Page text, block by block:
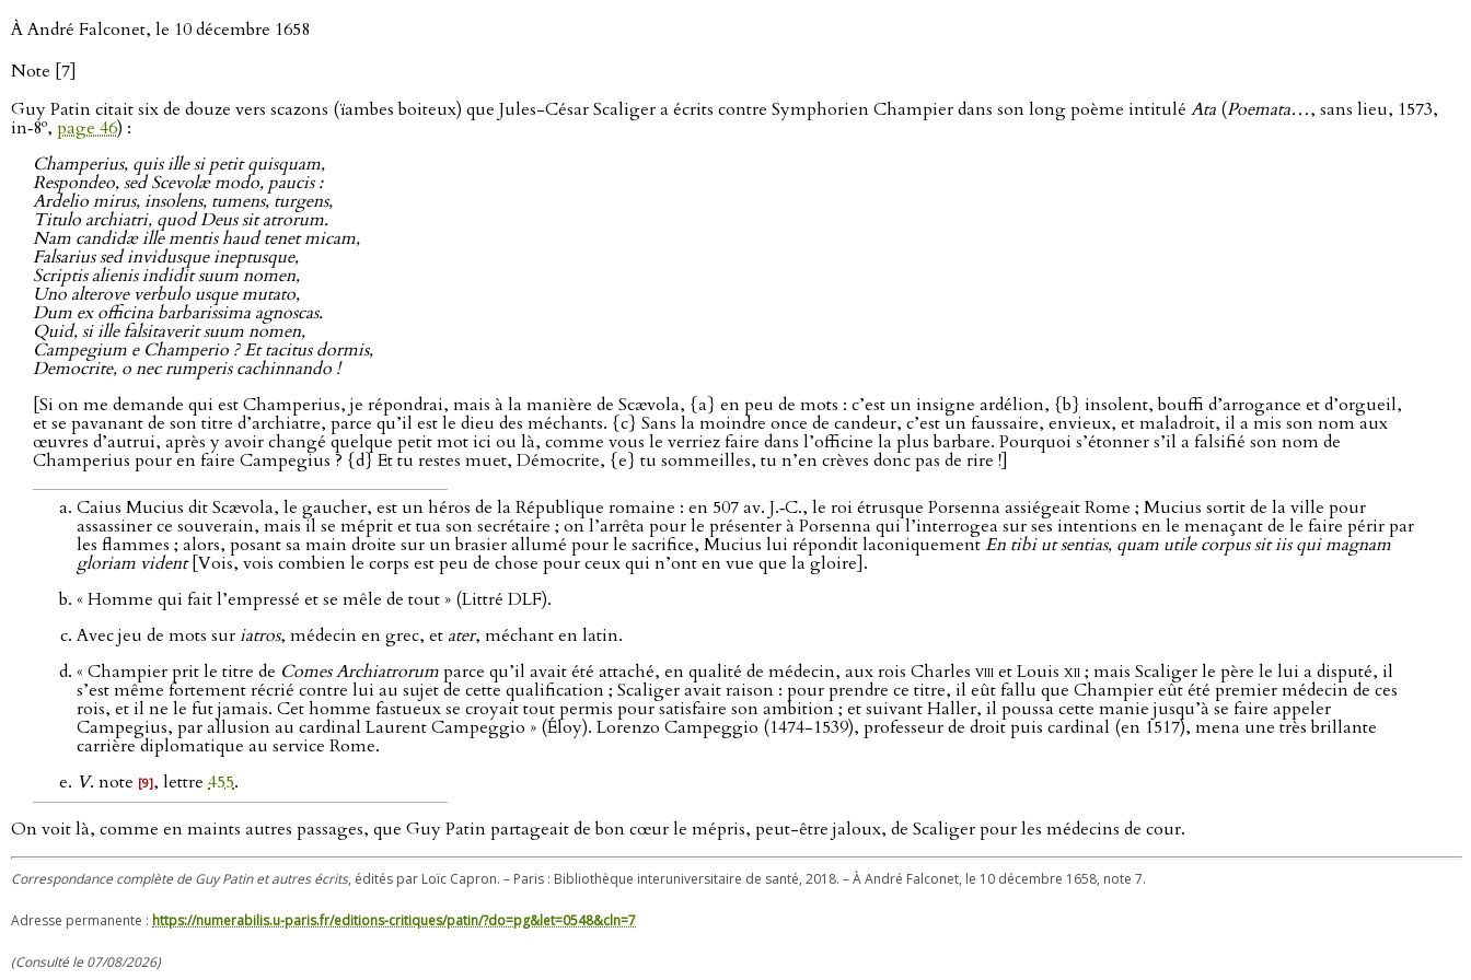
À André Falconet, le 10 décembre 1658
Note [7]
Guy Patin citait six de douze vers scazons (ïambes boiteux) que Jules-César Scaliger a écrits contre Symphorien Champier dans son long poème intitulé Ata (Poemata…, sans lieu, 1573,
in‑8o, page 46) :
Champerius, quis ille si petit quisquam,
Respondeo, sed Scevolæ modo, paucis :
Ardelio mirus, insolens, tumens, turgens,
Titulo archiatri, quod Deus sit atrorum.
Nam candidæ ille mentis haud tenet micam,
Falsarius sed invidusque ineptusque,
Scriptis alienis indidit suum nomen,
Uno alterove verbulo usque mutato,
Dum ex officina barbarissima agnoscas.
Quid, si ille falsitaverit suum nomen,
Campegium e Champerio ? Et tacitus dormis,
Democrite, o nec rumperis cachinnando !
[Si on me demande qui est Champerius, je répondrai, mais à la manière de Scævola, {a} en peu de mots : c’est un insigne ardélion, {b} insolent, bouffi d’arrogance et d’orgueil,
et se pavanant de son titre d’archiatre, parce qu’il est le dieu des méchants. {c} Sans la moindre once de candeur, c’est un faussaire, envieux, et maladroit, il a mis son nom aux
œuvres d’autrui, après y avoir changé quelque petit mot ici ou là, comme vous le verriez faire dans l’officine la plus barbare. Pourquoi s’étonner s’il a falsifié son nom de
Champerius pour en faire Campegius ? {d} Et tu restes muet, Démocrite, {e} tu sommeilles, tu n’en crèves donc pas de rire !]
Caius Mucius dit Scævola, le gaucher, est un héros de la République romaine : en 507 av. J.‑C., le roi étrusque Porsenna assiégeait Rome ; Mucius sortit de la ville pour
assassiner ce souverain, mais il se méprit et tua son secrétaire ; on l’arrêta pour le présenter à Porsenna qui l’interrogea sur ses intentions en le menaçant de le faire périr par
les flammes ; alors, posant sa main droite sur un brasier allumé pour le sacrifice, Mucius lui répondit laconiquementEn tibi ut sentias, quam utile corpus sit iis qui magnam
gloriam vident[Vois, vois combien le corps est peu de chose pour ceux qui n’ont en vue que la gloire].
« Homme qui fait l’empressé et se mêle de tout » (Littré DLF).
Avec jeu de mots suriatros, médecin en grec, et ater, méchant en latin.
« Champier prit le titre de Comes Archiatrorumparce qu’il avait été attaché, en qualité de médecin, aux rois Charles viiiet Louis xii; mais Scaliger le père le lui a disputé, il
s’est même fortement récrié contre lui au sujet de cette qualification ; Scaliger avait raison : pour prendre ce titre, il eût fallu que Champier eût été premier médecin de ces
rois, et il ne le fut jamais. Cet homme fastueux se croyait tout permis pour satisfaire son ambition ; et suivant Haller, il poussa cette manie jusqu’à se faire appeler
Campegius, par allusion au cardinal Laurent Campeggio » (Éloy). Lorenzo Campeggio (1474-1539), professeur de droit puis cardinal (en 1517), mena une très brillante
carrière diplomatique au service Rome.
V. note [9], lettre 455.
On voit là, comme en maints autres passages, que Guy Patin partageait de bon cœur le mépris, peut-être jaloux, de Scaliger pour les médecins de cour.
Correspondance complète de Guy Patin et autres écrits, édités par Loïc Capron. – Paris : Bibliothèque interuniversitaire de santé, 2018. – À André Falconet, le 10 décembre 1658, note 7.
Adresse permanente : https://numerabilis.u-paris.fr/editions-critiques/patin/?do=pg&let=0548&cln=7
(Consulté le 07/08/2026)